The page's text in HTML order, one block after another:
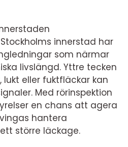
innerstad har
som närmar
livslängd. Yttre tecken
eller fuktfläckar kan
Med rörinspektion
en chans att agera
hantera
större läckage.